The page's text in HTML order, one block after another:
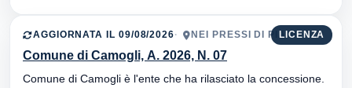
LICENZA
AGGIORNATA IL 09/08/2026 NEI PRESSI DI PIANO
Comune di Camogli, A. 2026, N. 07
Comune di Camogli è l'ente che ha rilasciato la concessione.